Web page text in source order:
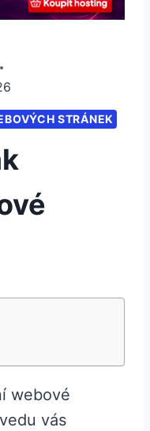
STRÁNEK
webové
vás